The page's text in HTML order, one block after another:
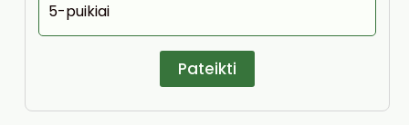
5-puikiai